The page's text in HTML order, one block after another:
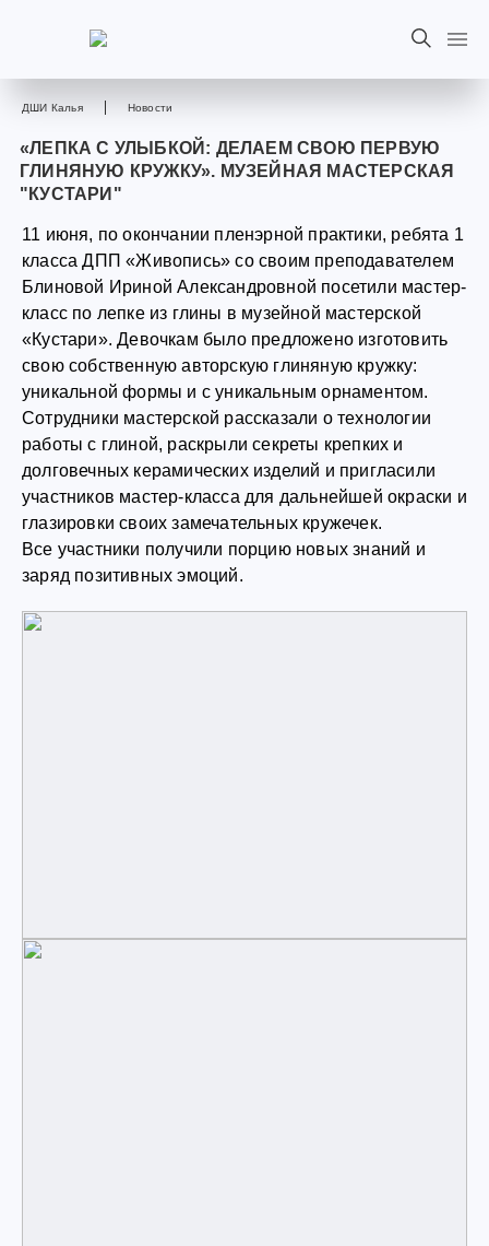
ДШИ Калья Новости
«ЛЕПКА С УЛЫБКОЙ: ДЕЛАЕМ СВОЮ ПЕРВУЮ
ГЛИНЯНУЮ КРУЖКУ». МУЗЕЙНАЯ МАСТЕРСКАЯ
"КУСТАРИ"
11 июня, по окончании пленэрной практики, ребята 1
класса ДПП «Живопись» со своим преподавателем
Блиновой Ириной Александровной посетили мастер-
класс по лепке из глины в музейной мастерской
«Кустари». Девочкам было предложено изготовить
свою собственную авторскую глиняную кружку:
уникальной формы и с уникальным орнаментом.
Сотрудники мастерской рассказали о технологии
работы с глиной, раскрыли секреты крепких и
долговечных керамических изделий и пригласили
участников мастер-класса для дальнейшей окраски и
глазировки своих замечательных кружечек.
Все участники получили порцию новых знаний и
заряд позитивных эмоций.